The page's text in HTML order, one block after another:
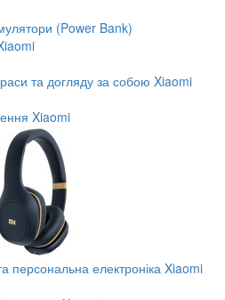
(Power Bank)
та догляду за собою Xiaomi
Xiaomi
персональна електроніка Xiaomi